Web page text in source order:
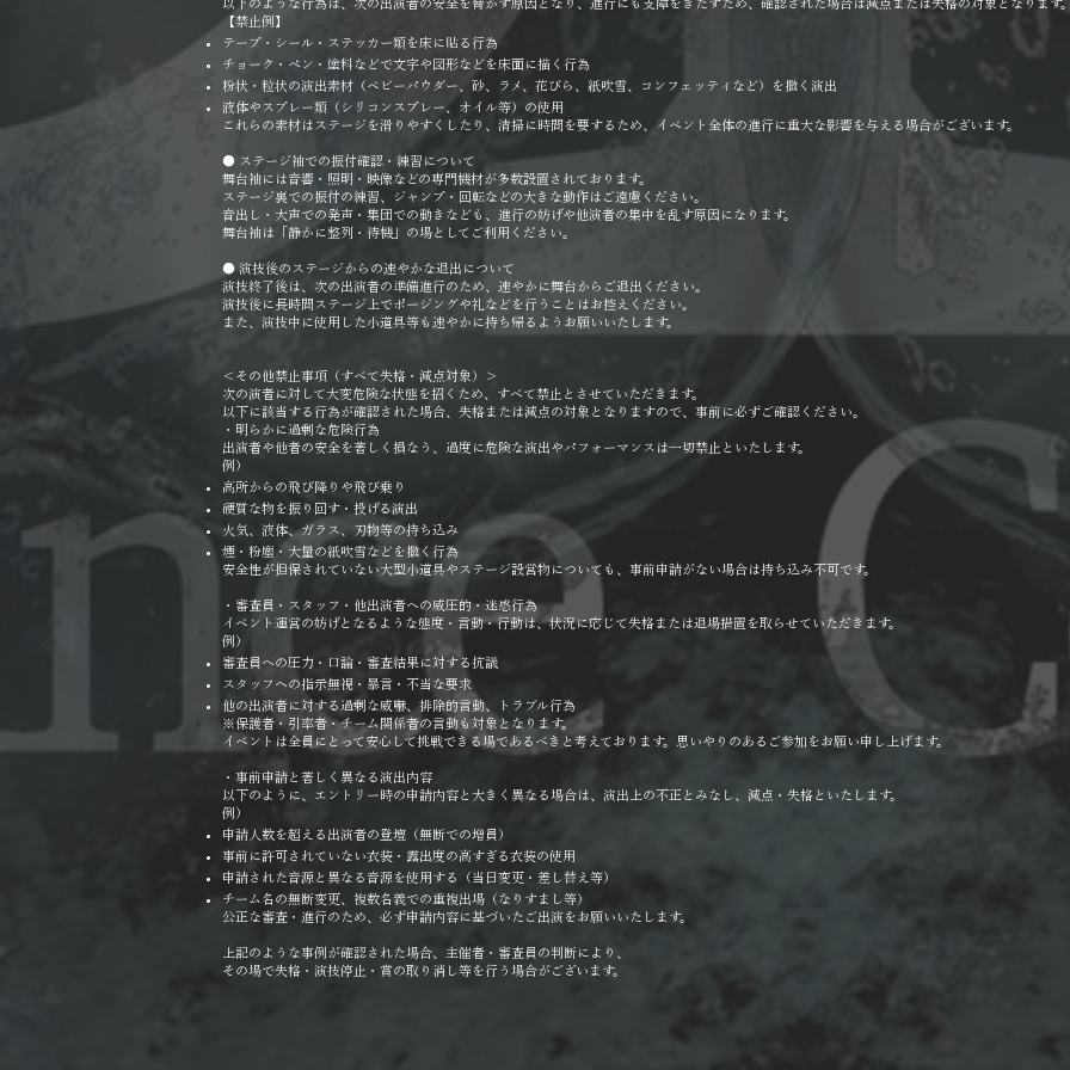
以下のような行為は、次の出演者の安全を脅かす原因となり、進行にも支障をきたすため、確認された場合は減点または失格の対象となります
【禁止例】
テープ・シール・ステッカー類を床に貼る行為
チョーク・ペン・塗料などで文字や図形などを床面に描く行為
粉状・粒状の演出素材（ベビーパウダー、砂、ラメ、花びら、紙吹雪、コンフェッティなど）を撒く演出
液体やスプレー類（シリコンスプレー、オイル等）の使用
これらの素材はステージを滑りやすくしたり、清掃に時間を要するため、イベント全体の進行に重大な影響を与える場合がございます。
● ステージ袖での振付確認・練習について
舞台袖には音響・照明・映像などの専門機材が多数設置されております。
ステージ裏での振付の練習、ジャンプ・回転などの大きな動作はご遠慮ください。
音出し・大声での発声・集団での動きなども、進行の妨げや他演者の集中を乱す原因になります。
舞台袖は「静かに整列・待機」の場としてご利用ください。
● 演技後のステージからの速やかな退出について
演技終了後は、次の出演者の準備進行のため、速やかに舞台からご退出ください。
演技後に長時間ステージ上でポージングや礼などを行うことはお控えください。
また、演技中に使用した小道具等も速やかに持ち帰るようお願いいたします。
＜その他禁止事項（すべて失格・減点対象）＞
次の演者に対して大変危険な状態を招くため、すべて禁止とさせていただきます。
以下に該当する行為が確認された場合、失格または減点の対象となりますので、事前に必ずご確認ください。
・明らかに過剰な危険行為
出演者や他者の安全を著しく損なう、過度に危険な演出やパフォーマンスは一切禁止といたします。
例）
高所からの飛び降りや飛び乗り
硬質な物を振り回す・投げる演出
火気、液体、ガラス、刃物等の持ち込み
煙・粉塵・大量の紙吹雪などを撒く行為
安全性が担保されていない大型小道具やステージ設営物についても、事前申請がない場合は持ち込み不可です。
・審査員・スタッフ・他出演者への威圧的・迷惑行為
イベント運営の妨げとなるような態度・言動・行動は、状況に応じて失格または退場措置を取らせていただきます。
例）
審査員への圧力・口論・審査結果に対する抗議
スタッフへの指示無視・暴言・不当な要求
他の出演者に対する過剰な威嚇、排除的言動、トラブル行為
※保護者・引率者・チーム関係者の言動も対象となります。
イベントは全員にとって安心して挑戦できる場であるべきと考えております。思いやりのあるご参加をお願い申し上げます。
・事前申請と著しく異なる演出内容
以下のように、エントリー時の申請内容と大きく異なる場合は、演出上の不正とみなし、減点・失格といたします。
例）
申請人数を超える出演者の登壇（無断での増員）
事前に許可されていない衣装・露出度の高すぎる衣装の使用
申請された音源と異なる音源を使用する（当日変更・差し替え等）
チーム名の無断変更、複数名義での重複出場（なりすまし等）
公正な審査・進行のため、必ず申請内容に基づいたご出演をお願いいたします。
上記のような事例が確認された場合、主催者・審査員の判断により、
その場で失格・演技停止・賞の取り消し等を行う場合がございます。